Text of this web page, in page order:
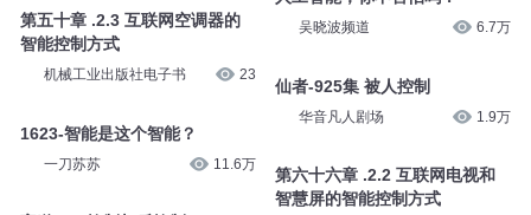
第五十章 .2.3 互联网空调器的
智能控制方式
机械工业出版社电子书 23
1623-智能是这个智能？
一刀苏苏 11.6万
吴晓波频道 6.7万
仙者-925集 被人控制
华音凡人剧场 1.9万
第六十六章 .2.2 互联网电视和
智慧屏的智能控制方式